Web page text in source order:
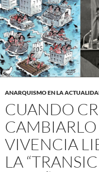
ANARQUISMO EN LA
CUANDO
VIVENCIA
LA